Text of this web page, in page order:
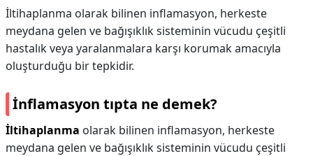
İltihaplanma olarak bilinen inflamasyon, herkeste
meydana gelen ve bağışıklık sisteminin vücudu çeşitli
hastalık veya yaralanmalara karşı korumak amacıyla
oluşturduğu bir tepkidir.
İnflamasyon tıpta ne demek?
İltihaplanma olarak bilinen inflamasyon, herkeste
meydana gelen ve bağışıklık sisteminin vücudu çeşitli